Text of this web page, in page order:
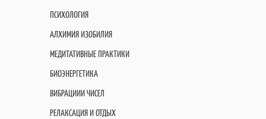
ПСИХОЛОГИЯ
АЛХИМИЯ ИЗОБИЛИЯ
МЕДИТАТИВНЫЕ ПРАКТИКИ
БИОЭНЕРГЕТИКА
ВИБРАЦИИИ ЧИСЕЛ
РЕЛАКСАЦИЯ И ОТДЫХ